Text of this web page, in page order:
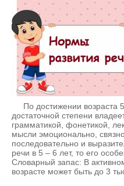
По достижении возраста
достаточной степени
грамматикой, фонетикой,
мысли эмоционально,
последовательно и
речи в 5 – 6 лет, то его
Словарный запас: В
возрасте может быть до 3